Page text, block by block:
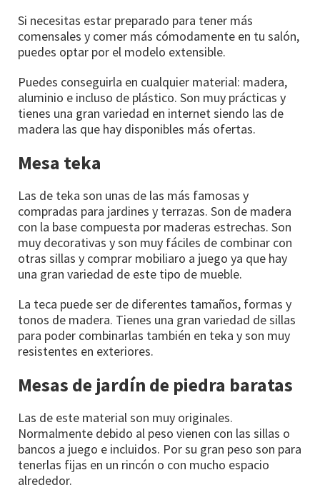
Si necesitas estar preparado para tener más
comensales y comer más cómodamente en tu salón,
puedes optar por el modelo extensible.
Puedes conseguirla en cualquier material: madera,
aluminio e incluso de plástico. Son muy prácticas y
tienes una gran variedad en internet siendo las de
madera las que hay disponibles más ofertas.
Mesa teka
Las de teka son unas de las más famosas y
compradas para jardines y terrazas. Son de madera
con la base compuesta por maderas estrechas. Son
muy decorativas y son muy fáciles de combinar con
otras sillas y comprar mobiliaro a juego ya que hay
una gran variedad de este tipo de mueble.
La teca puede ser de diferentes tamaños, formas y
tonos de madera. Tienes una gran variedad de sillas
para poder combinarlas también en teka y son muy
resistentes en exteriores.
Mesas de jardín de piedra baratas
Las de este material son muy originales.
Normalmente debido al peso vienen con las sillas o
bancos a juego e incluidos. Por su gran peso son para
tenerlas fijas en un rincón o con mucho espacio
alrededor.